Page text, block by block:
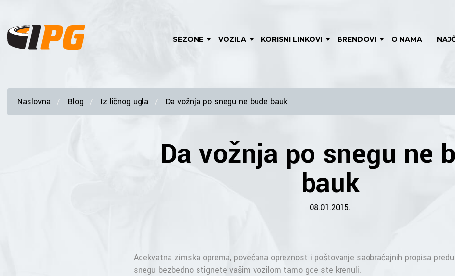
SEZONE VOZILA KORISNI LINKOVI BRENDOVI O NAMA
Naslovna Blog Iz ličnog ugla Da vožnja po snegu ne bude bauk
Da vožnja po snegu ne
bauk
08.01.2015.
Adekvatna zimska oprema, povećana opreznost i poštovanje saobraćajnih propisa
snegu bezbedno stignete vašim vozilom tamo gde ste krenuli.